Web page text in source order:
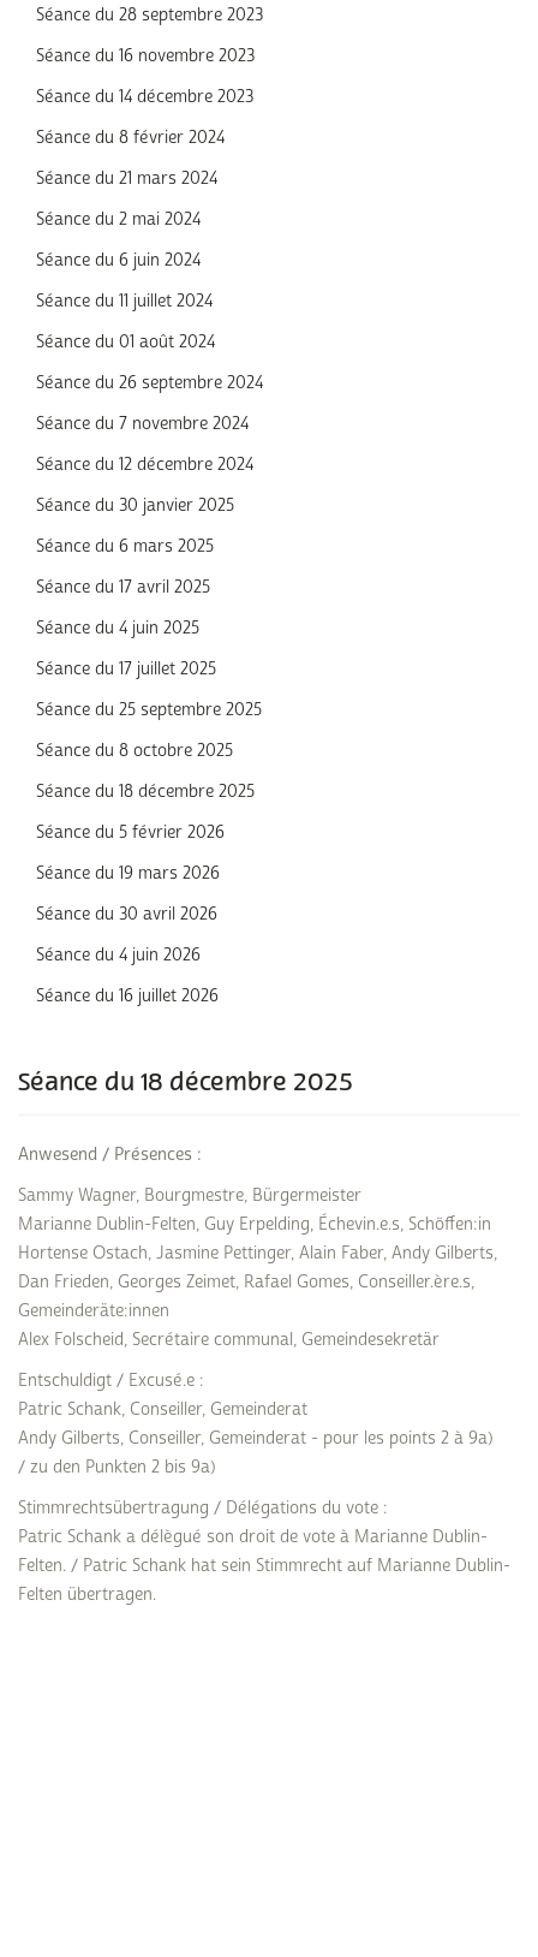
Séance du 28 septembre 2023
Séance du 16 novembre 2023
Séance du 14 décembre 2023
Séance du 8 février 2024
Séance du 21 mars 2024
Séance du 2 mai 2024
Séance du 6 juin 2024
Séance du 11 juillet 2024
Séance du 01 août 2024
Séance du 26 septembre 2024
Séance du 7 novembre 2024
Séance du 12 décembre 2024
Séance du 30 janvier 2025
Séance du 6 mars 2025
Séance du 17 avril 2025
Séance du 4 juin 2025
Séance du 17 juillet 2025
Séance du 25 septembre 2025
Séance du 8 octobre 2025
Séance du 18 décembre 2025
Séance du 5 février 2026
Séance du 19 mars 2026
Séance du 30 avril 2026
Séance du 4 juin 2026
Séance du 16 juillet 2026
Séance du 18 décembre 2025
Anwesend / Présences :
Sammy Wagner, Bourgmestre, Bürgermeister
Marianne Dublin-Felten, Guy Erpelding, Échevin.e.s, Schöffen:in
Hortense Ostach, Jasmine Pettinger, Alain Faber, Andy Gilberts,
Dan Frieden, Georges Zeimet, Rafael Gomes, Conseiller.ère.s,
Gemeinderäte:innen
Alex Folscheid, Secrétaire communal, Gemeindesekretär
Entschuldigt / Excusé.e :
Patric Schank, Conseiller, Gemeinderat
Andy Gilberts, Conseiller, Gemeinderat - pour les points 2 à 9a)
/ zu den Punkten 2 bis 9a)
Stimmrechtsübertragung / Délégations du vote :
Patric Schank a délègué son droit de vote à Marianne Dublin-
Felten. / Patric Schank hat sein Stimmrecht auf Marianne Dublin-
Felten übertragen.